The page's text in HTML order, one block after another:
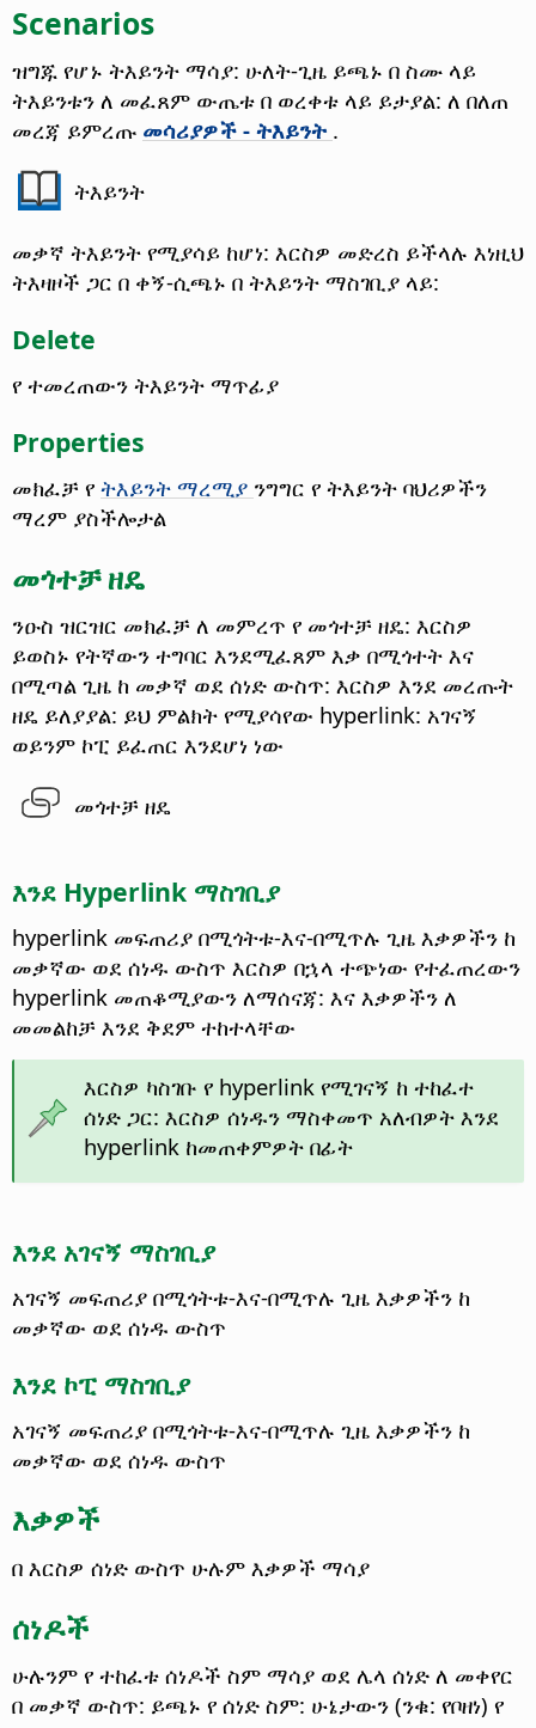
Scenarios
ዝግጁ የሆኑ ትእይንት ማሳያ: ሁለት-ጊዜ ይጫኑ በ ስሙ ላይ
ትእይንቱን ለ መፈጸም ውጤቱ በ ወረቀቱ ላይ ይታያል: ለ በለጠ
መረጃ ይምረጡ መሳሪያዎች - ትእይንት .
ትእይንት
መቃኛ ትእይንት የሚያሳይ ከሆነ: እርስዎ መድረስ ይችላሉ እነዚህ
ትእዛዞች ጋር በ ቀኝ-ሲጫኑ በ ትእይንት ማስገቢያ ላይ:
Delete
የ ተመረጠውን ትእይንት ማጥፊያ
Properties
መክፈቻ የ ትእይንት ማረሚያ ንግግር የ ትእይንት ባህሪዎችን
ማረም ያስችሎታል
መጎተቻ ዘዴ
ንዑስ ዝርዝር መክፈቻ ለ መምረጥ የ መጎተቻ ዘዴ: እርስዎ
ይወስኑ የትኛውን ተግባር እንደሚፈጸም እቃ በሚጎተት እና
በሚጣል ጊዜ ከ መቃኛ ወደ ሰነድ ውስጥ: እርስዎ እንደ መረጡት
ዘዴ ይለያያል: ይህ ምልክት የሚያሳየው hyperlink: አገናኝ
ወይንም ኮፒ ይፈጠር እንደሆነ ነው
መጎተቻ ዘዴ
እንደ Hyperlink ማስገቢያ
hyperlink መፍጠሪያ በሚጎትቱ-እና-በሚጥሉ ጊዜ እቃዎችን ከ
መቃኛው ወደ ሰነዱ ውስጥ እርስዎ በኋላ ተጭነው የተፈጠረውን
hyperlink መጠቆሚያውን ለማሰናጃ: እና እቃዎችን ለ
መመልከቻ እንደ ቅደም ተከተላቸው
እርስዎ ካስገቡ የ hyperlink የሚገናኝ ከ ተከፈተ
ሰነድ ጋር: እርስዎ ሰነዱን ማስቀመጥ አለብዎት እንደ
hyperlink ከመጠቀምዎት በፊት
እንደ አገናኝ ማስገቢያ
አገናኝ መፍጠሪያ በሚጎትቱ-እና-በሚጥሉ ጊዜ እቃዎችን ከ
መቃኛው ወደ ሰነዱ ውስጥ
እንደ ኮፒ ማስገቢያ
አገናኝ መፍጠሪያ በሚጎትቱ-እና-በሚጥሉ ጊዜ እቃዎችን ከ
መቃኛው ወደ ሰነዱ ውስጥ
እቃዎች
በ እርስዎ ሰነድ ውስጥ ሁሉም እቃዎች ማሳያ
ሰነዶች
ሁሉንም የ ተከፈቱ ሰነዶች ስም ማሳያ ወደ ሌላ ሰነድ ለ መቀየር
በ መቃኛ ውስጥ: ይጫኑ የ ሰነድ ስም: ሁኔታውን (ንቁ: የቦዘነ) የ